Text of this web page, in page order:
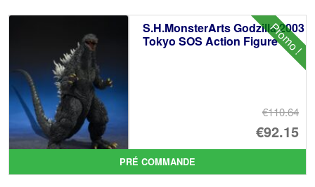
Promo !
S.H.MonsterArts Godzilla 2003
Tokyo SOS Action Figure
€110.64
Le
€92.15
Le
PRÉ COMMANDE